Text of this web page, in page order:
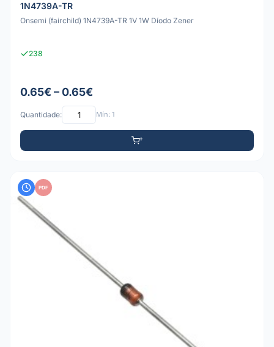
1N4739A-TR
Onsemi (fairchild) 1N4739A-TR 1V 1W Díodo Zener
238
0.65€ – 0.65€
Quantidade: Mín: 1
PDF